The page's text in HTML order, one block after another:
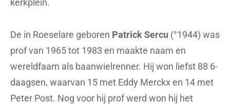
kerkplein.
De in Roeselare geboren Patrick Sercu (°1944) was
prof van 1965 tot 1983 en maakte naam en
wereldfaam als baanwielrenner. Hij won liefst 88 6-
daagsen, waarvan 15 met Eddy Merckx en 14 met
Peter Post. Nog voor hij prof werd won hij het